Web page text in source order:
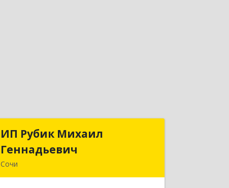
ИП Рубик Михаил
Геннадьевич
Сочи
ИП Рубик Михаил